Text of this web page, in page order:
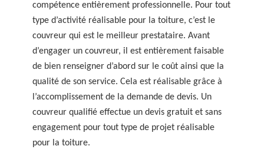
compétence entièrement professionnelle. Pour tout
type d’activité réalisable pour la toiture, c’est le
couvreur qui est le meilleur prestataire. Avant
d’engager un couvreur, il est entièrement faisable
de bien renseigner d’abord sur le coût ainsi que la
qualité de son service. Cela est réalisable grâce à
l’accomplissement de la demande de devis. Un
couvreur qualifié effectue un devis gratuit et sans
engagement pour tout type de projet réalisable
pour la toiture.